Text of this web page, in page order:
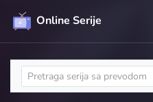
Online Serije